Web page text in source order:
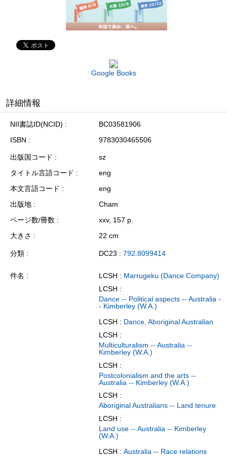
Google Books
詳細情報
NII書誌ID(NCID)
BC03581906
ISBN
9783030465506
出版国コード
sz
タイトル言語コード
eng
本文言語コード
eng
出版地
Cham
ページ数/冊数
xxv, 157 p.
大きさ
22 cm
分類 DC23 : 792.8099414
件名 LCSH : Marrugeku (Dance Company)
LCSH :
Dance -- Political aspects -- Australia -
- Kimberley (W.A.)
LCSH : Dance, Aboriginal Australian
LCSH :
Multiculturalism -- Australia --
Kimberley (W.A.)
LCSH :
Postcolonialism and the arts --
Australia -- Kimberley (W.A.)
LCSH :
Aboriginal Australians -- Land tenure
LCSH :
Land use -- Australia -- Kimberley
(W.A.)
LCSH : Australia -- Race relations